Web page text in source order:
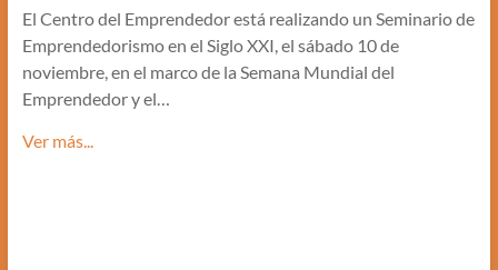
El Centro del Emprendedor está realizando un Seminario de
Emprendedorismo en el Siglo XXI, el sábado 10 de
noviembre, en el marco de la Semana Mundial del
Emprendedor y el…
Ver más...